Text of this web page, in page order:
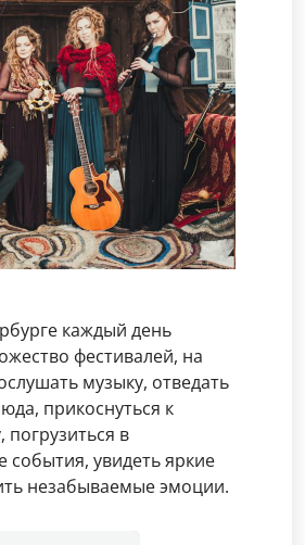
каждый день
фестивалей, на
музыку, отведать
прикоснуться к
погрузиться в
события, увидеть яркие
незабываемые эмоции.